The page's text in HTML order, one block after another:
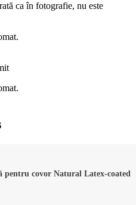
ca în fotografie, nu este
pentru covor Natural Latex-coated